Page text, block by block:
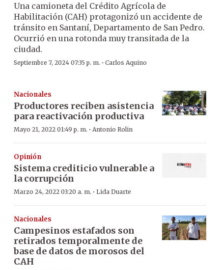
Una camioneta del Crédito Agrícola de
Habilitación (CAH) protagonizó un accidente de
tránsito en Santaní, Departamento de San Pedro.
Ocurrió en una rotonda muy transitada de la
ciudad.
Septiembre 7, 2024 07:35 p. m. · Carlos Aquino
Nacionales
Productores reciben asistencia
para reactivación productiva
Mayo 21, 2022 01:49 p. m. · Antonio Rolin
Opinión
Sistema crediticio vulnerable a
la corrupción
Marzo 24, 2022 03:20 a. m. · Lida Duarte
Nacionales
Campesinos estafados son
retirados temporalmente de
base de datos de morosos del
CAH